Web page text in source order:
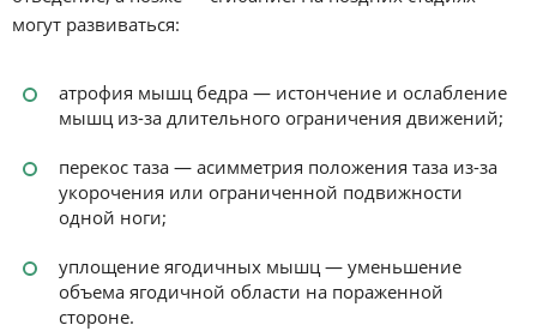
могут развиваться:
атрофия мышц бедра — истончение и ослабление
мышц из-за длительного ограничения движений;
перекос таза — асимметрия положения таза из-за
укорочения или ограниченной подвижности
одной ноги;
уплощение ягодичных мышц — уменьшение
объема ягодичной области на пораженной
стороне.